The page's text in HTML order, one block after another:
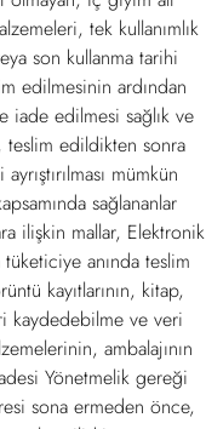
tek kullanımlık
son kullanma tarihi
edilmesinin ardından
iade edilmesi sağlık ve
teslim edildikten sonra
mümkün
sağlananlar
ilişkin mallar, Elektronik
anında teslim
kayıtlarının, kitap,
kaydedebilme ve veri
ambalajının
Yönetmelik gereği
sona ermeden önce,